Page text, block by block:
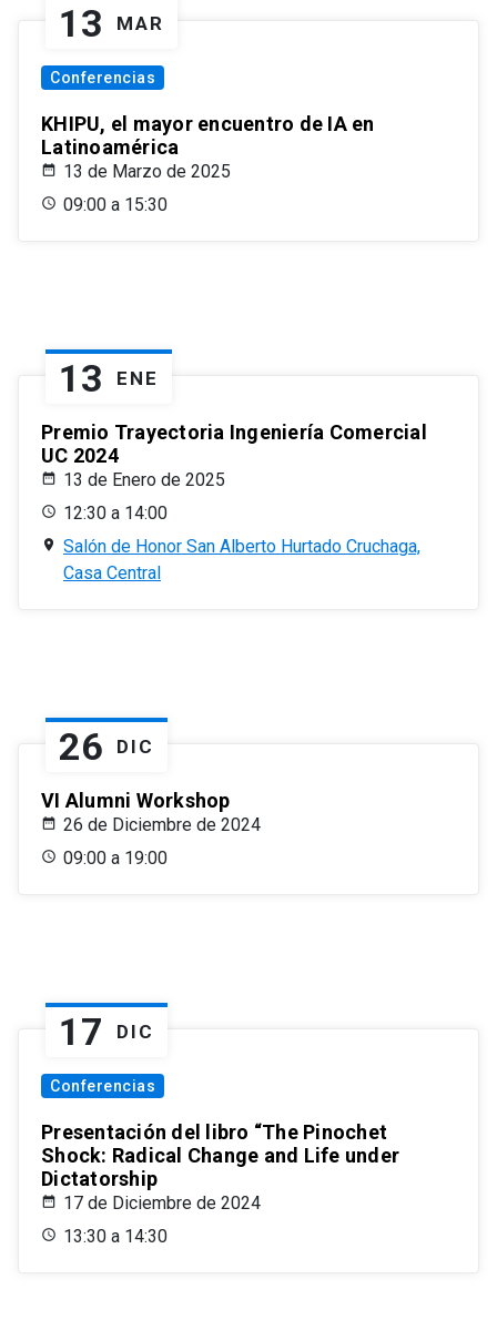
13 MAR
Conferencias
KHIPU, el mayor encuentro de IA en
Latinoamérica
13 de Marzo de 2025
09:00 a 15:30
13 ENE
Premio Trayectoria Ingeniería Comercial
UC 2024
13 de Enero de 2025
12:30 a 14:00
Salón de Honor San Alberto Hurtado Cruchaga,
Casa Central
26 DIC
VI Alumni Workshop
26 de Diciembre de 2024
09:00 a 19:00
17 DIC
Conferencias
Presentación del libro “The Pinochet
Shock: Radical Change and Life under
Dictatorship
17 de Diciembre de 2024
13:30 a 14:30